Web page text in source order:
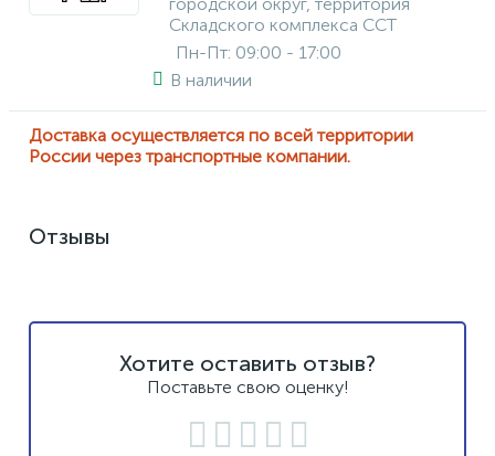
Складского комплекса ССТ
Пн-Пт: 09:00 - 17:00
В наличии
Доставка осуществляется по всей территории
России через транспортные компании.
Отзывы
Хотите оставить отзыв?
Поставьте свою оценку!